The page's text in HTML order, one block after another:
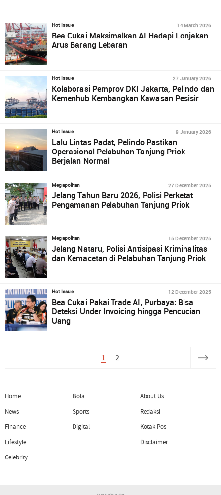
Hot Issue 14 March 2026
Bea Cukai Maksimalkan AI Hadapi Lonjakan
Arus Barang Lebaran
Hot Issue 27 January 2026
Kolaborasi Pemprov DKI Jakarta, Pelindo dan
Kemenhub Kembangkan Kawasan Pesisir
Hot Issue 9 January 2026
Lalu Lintas Padat, Pelindo Pastikan
Operasional Pelabuhan Tanjung Priok
Berjalan Normal
Megapolitan 27 December 2025
Jelang Tahun Baru 2026, Polisi Perketat
Pengamanan Pelabuhan Tanjung Priok
Megapolitan 15 December 2025
Jelang Nataru, Polisi Antisipasi Kriminalitas
dan Kemacetan di Pelabuhan Tanjung Priok
Hot Issue 12 December 2025
Bea Cukai Pakai Trade AI, Purbaya: Bisa
Deteksi Under Invoicing hingga Pencucian
Uang
1 2
Home
News
Finance
Lifestyle
Celebrity
Bola
Sports
Digital
About Us
Redaksi
Kotak Pos
Disclaimer